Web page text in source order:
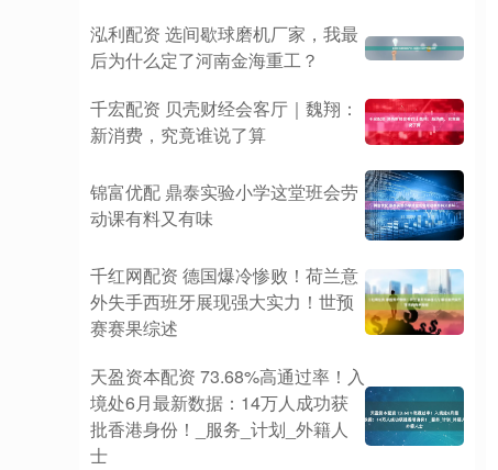
泓利配资 选间歇球磨机厂家，我最
后为什么定了河南金海重工？
千宏配资 贝壳财经会客厅｜魏翔：
新消费，究竟谁说了算
锦富优配 鼎泰实验小学这堂班会劳
动课有料又有味
千红网配资 德国爆冷惨败！荷兰意
外失手西班牙展现强大实力！世预
赛赛果综述
天盈资本配资 73.68%高通过率！入
境处6月最新数据：14万人成功获
批香港身份！_服务_计划_外籍人
士